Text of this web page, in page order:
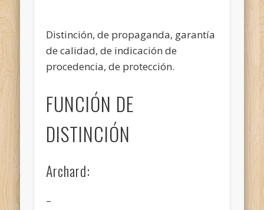
Distinción, de propaganda, garantía
de calidad, de indicación de
procedencia, de protección.
FUNCIÓN DE
DISTINCIÓN
Archard:
–